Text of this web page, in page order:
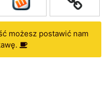
możesz postawić nam